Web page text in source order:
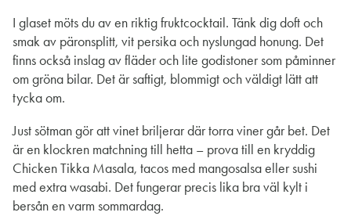
I glaset möts du av en riktig fruktcocktail. Tänk dig doft och
smak av päronsplitt, vit persika och nyslungad honung. Det
finns också inslag av fläder och lite godistoner som påminner
om gröna bilar. Det är saftigt, blommigt och väldigt lätt att
tycka om.
Just sötman gör att vinet briljerar där torra viner går bet. Det
är en klockren matchning till hetta – prova till en kryddig
Chicken Tikka Masala, tacos med mangosalsa eller sushi
med extra wasabi. Det fungerar precis lika bra väl kylt i
bersån en varm sommardag.